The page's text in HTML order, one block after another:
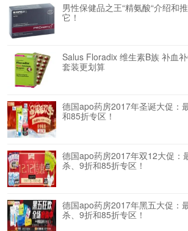
男性保健品之王“精氨酸“介绍和
它！
Salus Floradix 维生素B族 补血
套装更划算
德国apo药房2017年圣诞大促：
和85折专区！
德国apo药房2017年双12大促：
杀、9折和85折专区！
德国apo药房2017年黑五大促：
杀、9折和85折专区！